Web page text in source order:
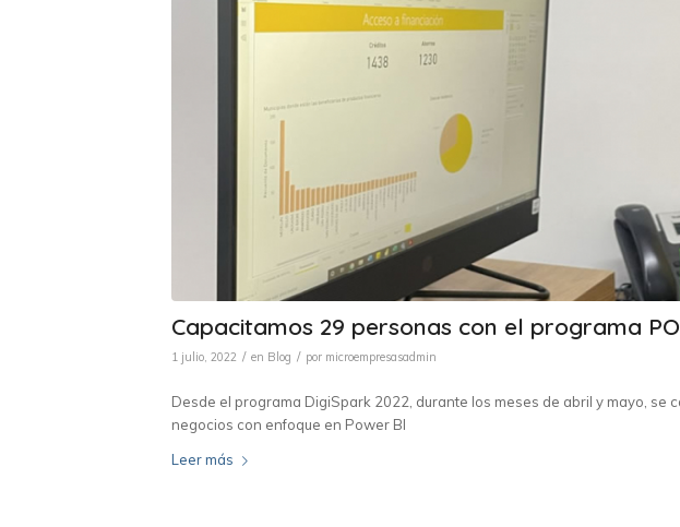
Capacitamos 29 personas con el programa
1 julio, 2022 / en Blog / por microempresasadmin
Desde el programa DigiSpark 2022, durante los meses de abril y mayo, se
negocios con enfoque en Power BI
Leer más